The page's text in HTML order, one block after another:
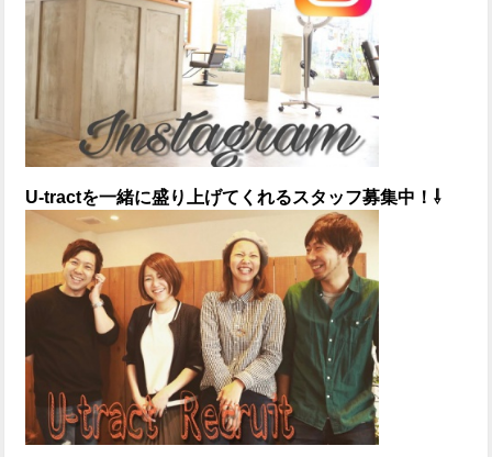
U-tractを一緒に盛り上げてくれるスタッフ募集中！⇩